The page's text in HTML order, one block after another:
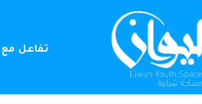
تفاعل مع